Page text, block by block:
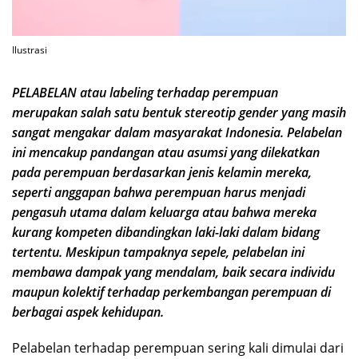
Ilustrasi
PELABELAN atau labeling terhadap perempuan
merupakan salah satu bentuk stereotip gender yang masih
sangat mengakar dalam masyarakat Indonesia. Pelabelan
ini mencakup pandangan atau asumsi yang dilekatkan
pada perempuan berdasarkan jenis kelamin mereka,
seperti anggapan bahwa perempuan harus menjadi
pengasuh utama dalam keluarga atau bahwa mereka
kurang kompeten dibandingkan laki-laki dalam bidang
tertentu. Meskipun tampaknya sepele, pelabelan ini
membawa dampak yang mendalam, baik secara individu
maupun kolektifterhadap perkembangan perempuan di
berbagai aspek kehidupan.
Pelabelan terhadap perempuan sering kali dimulai dari